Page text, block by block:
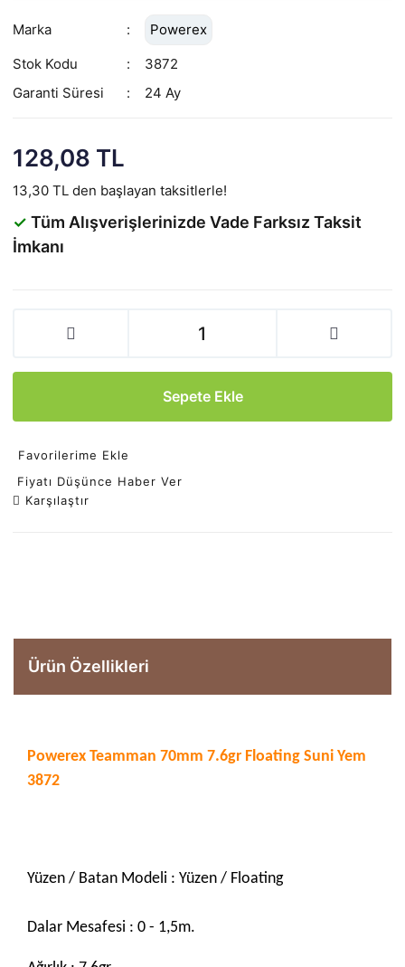
Marka
Powerex
Stok Kodu
3872
Garanti Süresi
24 Ay
128,08 TL
13,30 TL den başlayan taksitlerle!
✓ Tüm Alışverişlerinizde Vade Farksız Taksit
İmkanı
Sepete Ekle
Favorilerime Ekle
Fiyatı Düşünce Haber Ver
Karşılaştır
Ürün Özellikleri
Powerex Teamman 70mm 7.6gr Floating Suni Yem
3872
Yüzen / Batan Modeli : Yüzen / Floating
Dalar Mesafesi : 0 - 1,5m.